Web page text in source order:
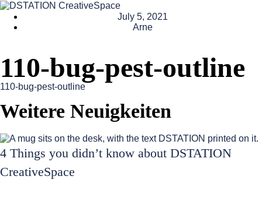
July 5, 2021
Arne
110-bug-pest-outline
110-bug-pest-outline
Weitere Neuigkeiten
4 Things you didn’t know about DSTATION
CreativeSpace